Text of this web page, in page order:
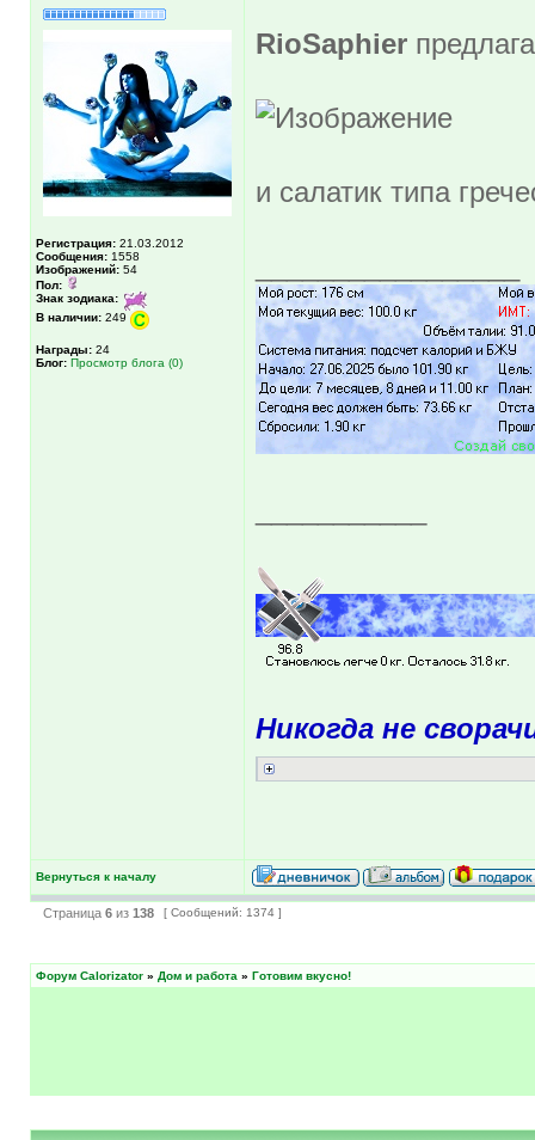
Регистрация: 21.03.2012
Сообщения: 1558
Изображений: 54
Пол:
Знак зодиака:
В наличии: 249
Награды: 24
Блог: Просмотр блога (0)
RioSaphier
и салатик типа
Никогда не
Вернуться к началу
Страница 6 из 138 [ Сообщений: 1374 ]
Форум Calorizator » Дом и работа » Готовим вкусно!